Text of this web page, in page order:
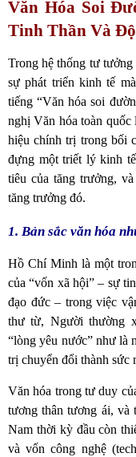
Văn Hóa Soi
Tinh Thần Và
Trong hệ thống tư
sự phát triển kinh tế
tiếng “Văn hóa soi
nghị Văn hóa toàn
hiệu chính trị trong bối
đựng một triết lý kinh
tiêu của tăng trưởng,
tăng trưởng đó.
1. Bản sắc văn hóa
Hồ Chí Minh là một
của “vốn xã hội” – sự
đạo đức – trong việc
thư từ, Người thường
“lòng yêu nước” như là
trị chuyển đổi thành sức
Văn hóa trong tư duy
tương thân tương ái, và
Nam thời kỳ đầu còn
và vốn công nghệ